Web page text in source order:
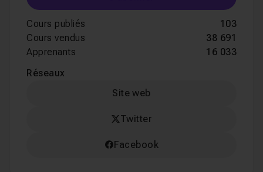
Cours publiés
103
Cours vendus
38 691
Apprenants
16 033
Réseaux
Site web
Twitter
Facebook